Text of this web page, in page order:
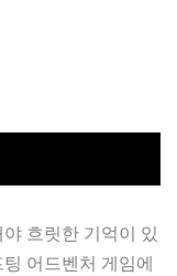
흐릿한 기억이 있
어드벤처 게임에